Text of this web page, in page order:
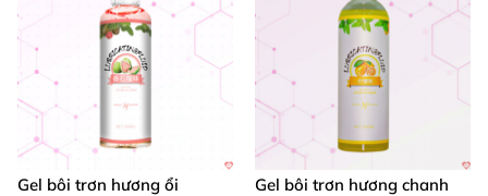
Gel bôi trơn hương ổi
Gel bôi trơn hương chanh